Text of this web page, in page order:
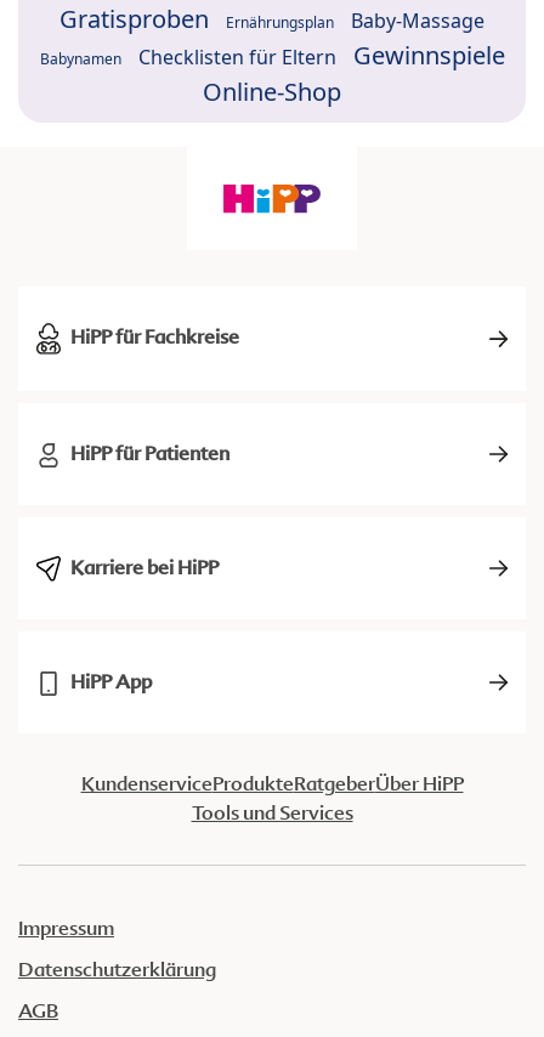
Gratisproben Ernährungsplan Baby-Massage
Babynamen Checklisten für Eltern
Gewinnspiele
Online-Shop
HiPP für Fachkreise
HiPP für Patienten
Karriere bei HiPP
HiPP App
KundenserviceProdukteRatgeberÜber HiPP
Tools und Services
Impressum
Datenschutzerklärung
AGB